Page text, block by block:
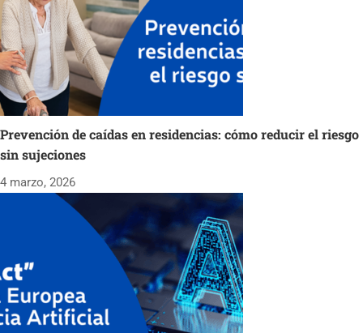
Prevención de caídas en residencias: cómo reducir el riesgo
sin sujeciones
4 marzo, 2026